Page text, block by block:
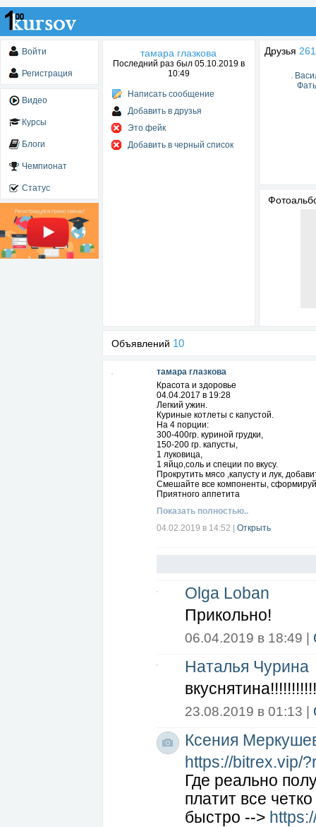
Войти
Регистрация
Видео
Курсы
Блоги
Чемпионат
Статус
тамара глазкова
Последний раз был 05.10.2019 в
10:49
Написать сообщение
Добавить в друзья
Это фейк
Добавить в черный список
Друзья 261
Объявлений 10
тамара глазкова
Красота и здоровье
04.04.2017 в 19:28
Легкий ужин.
Куриные котлеты с капустой.
На 4 порции:
300-400гр. куриной грудки,
150-200 гр. капусты,
1 луковица,
1 яйцо,соль и специи по вкусу.
Прокрутить мясо ,капусту и лук,
Смешайте все компоненты,
Приятного аппетита
Показать полностью..
04.02.2019 в 14:52
Открыть
Olga Loban
Прикольно!
06.04.2019 в 18:49 |
Наталья Чурина
23.08.2019 в 01:13 |
Ксения
https://bitrex.vip/
Гдe peaльнo
плaтит вce
быcтpo -->